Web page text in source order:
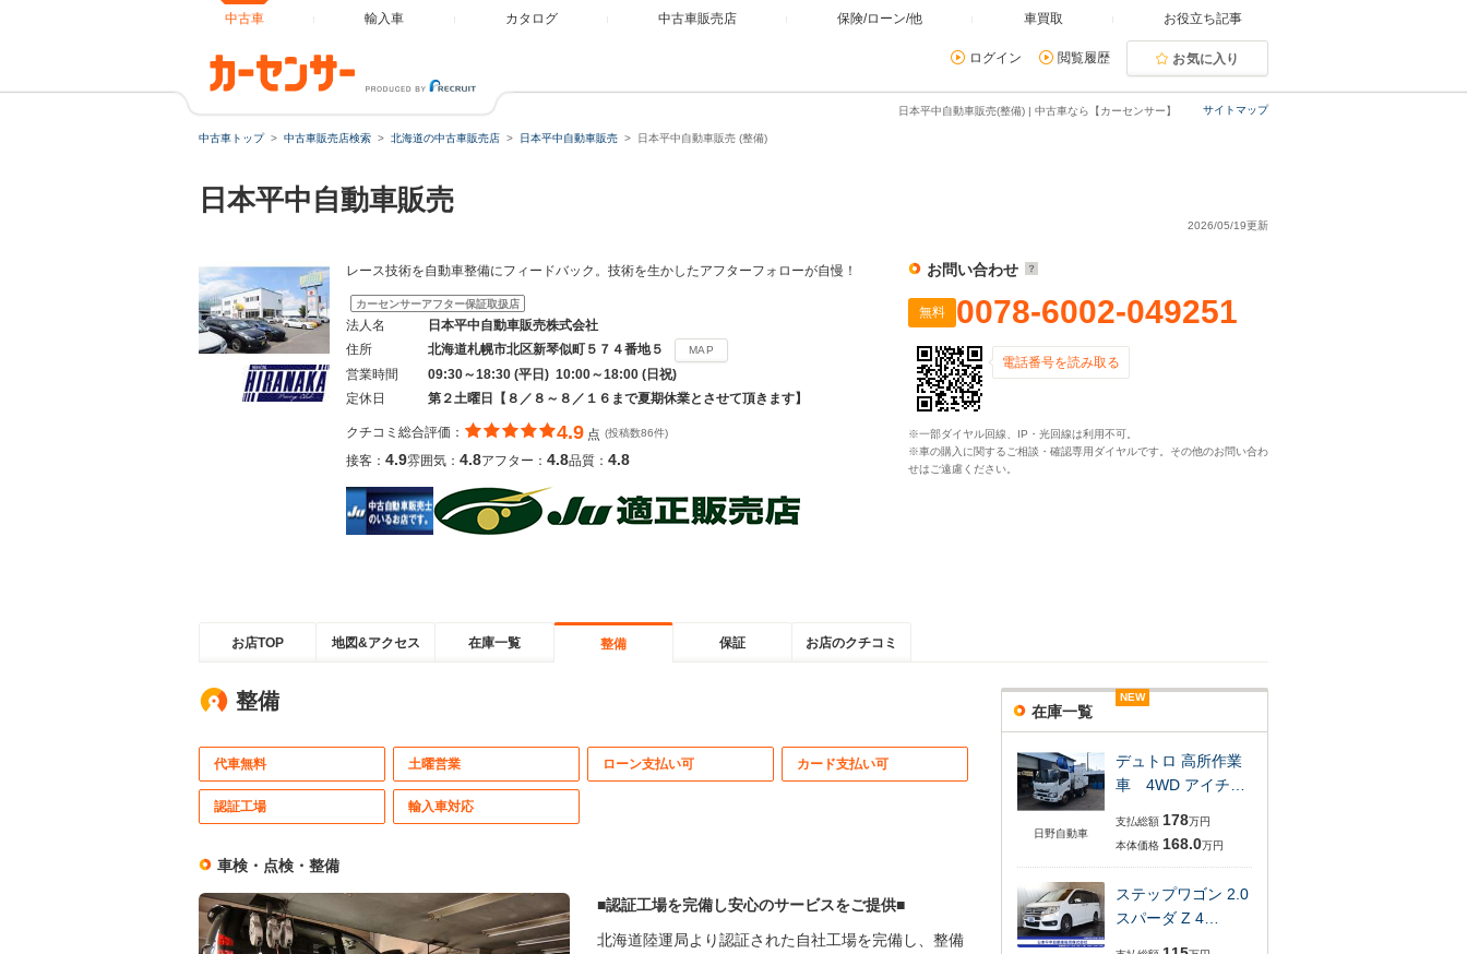
中古車 輸入車 カタログ 中古車販売店 保険/ローン/他 車買取 お役立ち記事
ログイン 閲覧履歴 お気に入り
サイトマップ
日本平中自動車販売(整備) | 中古車なら【カーセンサー】
中古車トップ 中古車販売店検索 北海道の中古車販売店 日本平中自動車販売 日本平中自動車販売 (整備)
日本平中自動車販売
2026/05/19更新
レース技術を自動車整備にフィードバック。技術を生かしたアフターフォローが自慢！
カーセンサーアフター保証取扱店
法人名
日本平中自動車販売株式会社
住所
北海道札幌市北区新琴似町５７４番地５ MAP
営業時間
09:30～18:30 (平日) 10:00～18:00 (日祝)
定休日
第２土曜日【８／８～８／１６まで夏期休業とさせて頂きます】
クチコミ総合評価： 4.9 点 (投稿数86件)
接客： 4.9雰囲気： 4.8アフター： 4.8品質： 4.8
お問い合わせ
無料 0078-6002-049251
電話番号を読み取る
※一部ダイヤル回線、IP・光回線は利用不可。
※車の購入に関するご相談・確認専用ダイヤルです。その他のお問い合わ
せはご遠慮ください。
お店TOP 地図&アクセス 在庫一覧 整備 保証 お店のクチコミ
整備
代車無料 土曜営業 ローン支払い可 カード支払い可
認証工場 輸入車対応
車検・点検・整備
■認証工場を完備し安心のサービスをご提供■
北海道陸運局より認証された自社工場を完備し、整備
在庫一覧
日野自動車
NEW
デュトロ 高所作業
車 4WD アイチ…
支払総額 178万円
本体価格 168.0万円
NEW
ステップワゴン 2.0
スパーダ Z 4…
NEW
NEW
NEW
NEW